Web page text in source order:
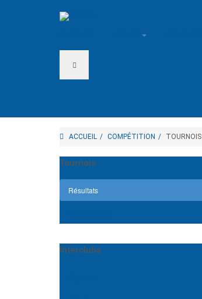
ACCUEIL COMPÉTITION TOURNOIS
Tournois
Résultats
Interclubs